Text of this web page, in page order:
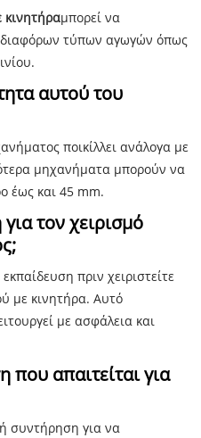
μπορεί να
διαφόρων τύπων αγωγών όπως
αυτού του
ποικίλλει ανάλογα με
μηχανήματα μπορούν να
έως και 45 mm.
τον χειρισμό
πριν χειριστείτε
με κινητήρα. Αυτό
με ασφάλεια και
που απαιτείται για
συντήρηση για να